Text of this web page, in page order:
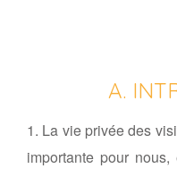
A.
1. La vie privée des
importante pour